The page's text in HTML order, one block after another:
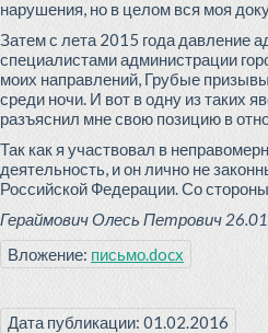
нарушения, но в целом вся моя
Затем с лета 2015 года давление
специалистами администрации
моих направлений, Грубые
среди ночи. И вот в одну из таких
разъяснил мне свою позицию в
Так как я участвовал в
деятельность, и он лично не
Российской Федерации. Со
Гераймович Олесь Петрович
Вложение: письмо.docx
Дата публикации: 01.02.2016